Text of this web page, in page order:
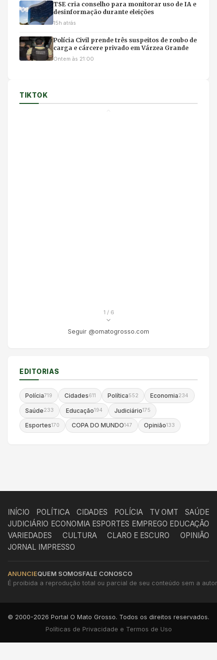
TSE cria conselho para monitorar uso de IA e
desinformação durante eleições
15h atrás
Polícia Civil prende três suspeitos de roubo de
carga e cárcere privado em Várzea Grande
Ontem às 21:00
TIKTOK
1 / 6
Seguir @omatogrosso.com
EDITORIAS
Polícia719 Cidades611 Política552 Economia234
Saúde233 Educação194 Judiciário175
Esportes170 COPA DO MUNDO147 Opinião133
INÍCIO POLÍTICA CIDADES POLÍCIA TV OMT
SAÚDE
JUDICIÁRIO ECONOMIA ESPORTES EMPREGO EDUCAÇÃO
VARIEDADES
CULTURA CLARO E ESCURO
OPINIÃO
JORNAL IMPRESSO
ANUNCIEQUEM SOMOSFALE CONOSCO
É proibida a reprodução total ou parcial de seu conteúdo sem a
© 2000-2026 Portal O Mato Grosso. Todos os direitos reservados.
Políticas de Privacidade e Termos de Uso